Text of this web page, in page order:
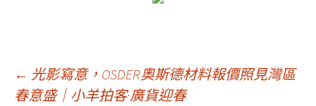
文
← 光影寫意，OSDER奧斯德材料報價照見灣區
春意盛｜小羊拍客·廣貨迎春